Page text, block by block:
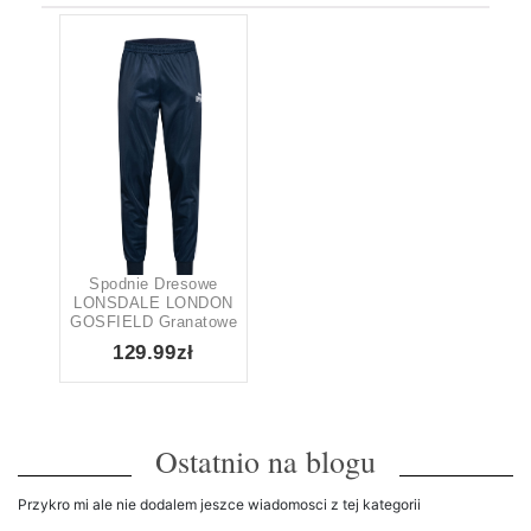
Order By
Najwięcej recenzji
Popularność
Najwyżej oceniane
Spodnie Dresowe
LONSDALE LONDON
GOSFIELD Granatowe
129.99zł
Ostatnio na blogu
Przykro mi ale nie dodalem jeszce wiadomosci z tej kategorii